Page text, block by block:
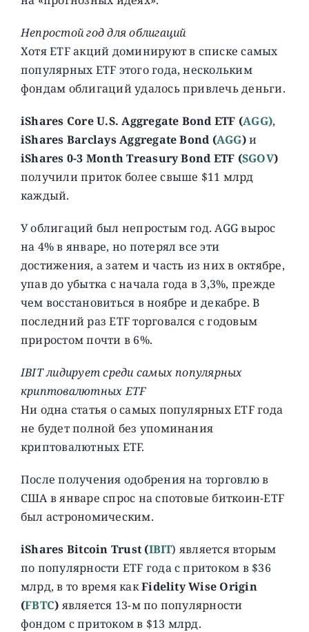
Непростой год для облигаций
Хотя ETF акций доминируют в списке самых
популярных ETF этого года, нескольким
фондам облигаций удалось привлечь деньги.
iShares Core U.S. Aggregate Bond ETF (AGG),
iShares Barclays Aggregate Bond (AGG)и
iShares 0-3 Month Treasury Bond ETF (SGOV)
получили приток более свыше $11 млрд
каждый.
У облигаций был непростым год. AGG вырос
на 4% в январе, но потерял все эти
достижения, а затем и часть из них в октябре,
упав до убытка с начала года в 3,3%, прежде
чем восстановиться в ноябре и декабре. В
последний раз ETF торговался с годовым
приростом почти в 6%.
IBIT лидирует среди самых популярных
криптовалютных ETF
Ни одна статья о самых популярных ETF года
не будет полной без упоминания
криптовалютных ETF.
После получения одобрения на торговлю в
США в январе спрос на спотовые биткоин-ETF
был астрономическим.
iShares Bitcoin Trust (IBIT) является вторым
по популярности ETF года с притоком в $36
млрд, в то время какFidelity Wise Origin
(FBTC) является 13-м по популярности
фондом с притоком в $13 млрд.